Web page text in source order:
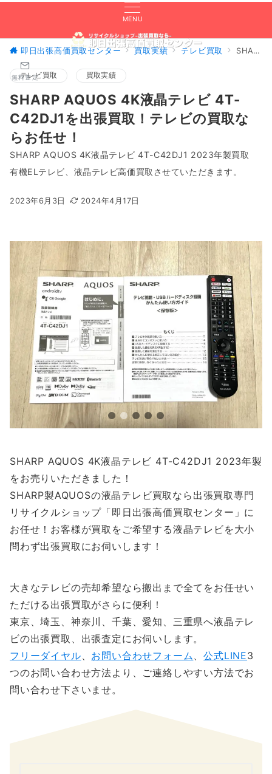
MENU
無料査定
即日出張高価買取センター 買取実績 テレビ買取 SHARP AQUOS 4K液晶テレビ 4T-C42DJ1を出張買取！テレビの買取ならお任せ！
テレビ買取 買取実績
SHARP AQUOS 4K液晶テレビ 4T-
C42DJ1を出張買取！テレビの買取な
らお任せ！
SHARP AQUOS 4K液晶テレビ 4T-C42DJ1 2023年製買取
有機ELテレビ、液晶テレビ高価買取させていただきます。
2023年6月3日 2024年4月17日
SHARP AQUOS 4K液晶テレビ 4T-C42DJ1 2023年製
をお売りいただきました！
SHARP製AQUOSの液晶テレビ買取なら出張買取専門
リサイクルショップ「即日出張高価買取センター」に
お任せ！お客様が買取をご希望する液晶テレビを大小
問わず出張買取にお伺いします！
大きなテレビの売却希望なら搬出まで全てをお任せい
ただける出張買取がさらに便利！
東京、埼玉、神奈川、千葉、愛知、三重県へ液晶テレ
ビの出張買取、出張査定にお伺いします。
フリーダイヤル
お問い合わせフォーム 、公式LINE3
つのお問い合わせ方法より、ご連絡しやすい方法でお
問い合わせ下さいませ。